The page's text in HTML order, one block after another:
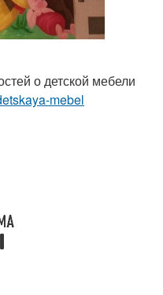
о детской мебели
mebel